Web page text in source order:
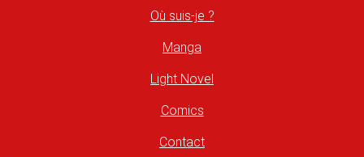
Où suis-je ?
Manga
Light Novel
Comics
Contact